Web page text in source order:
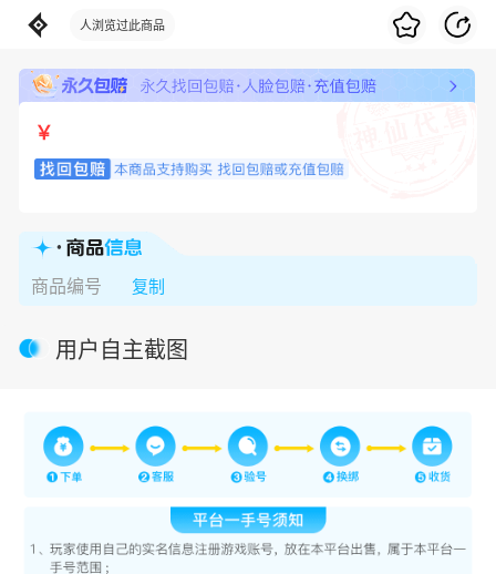
更懂你的游戏交
人浏览过此商品
￥
商品编号 复制
用户自主截图